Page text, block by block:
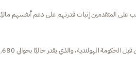
على المتقدمين إثبات قدرتهم على دعم أنفسهم